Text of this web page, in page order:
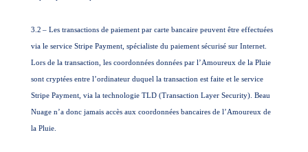
3.2 – Les transactions de paiement par carte bancaire peuvent être effectuées
via le service Stripe Payment, spécialiste du paiement sécurisé sur Internet.
Lors de la transaction, les coordonnées données par l’Amoureux de la Pluie
sont cryptées entre l’ordinateur duquel la transaction est faite et le service
Stripe Payment, via la technologie TLD (Transaction Layer Security). Beau
Nuage n’a donc jamais accès aux coordonnées bancaires de l’Amoureux de
la Pluie.